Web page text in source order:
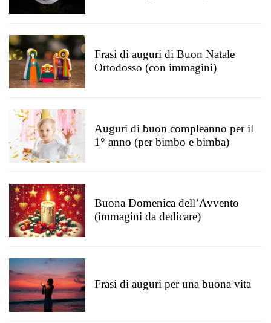
Frasi di auguri di Buon Natale
Ortodosso (con immagini)
Auguri di buon compleanno per il
1° anno (per bimbo e bimba)
Buona Domenica dell’Avvento
(immagini da dedicare)
Frasi di auguri per una buona vita